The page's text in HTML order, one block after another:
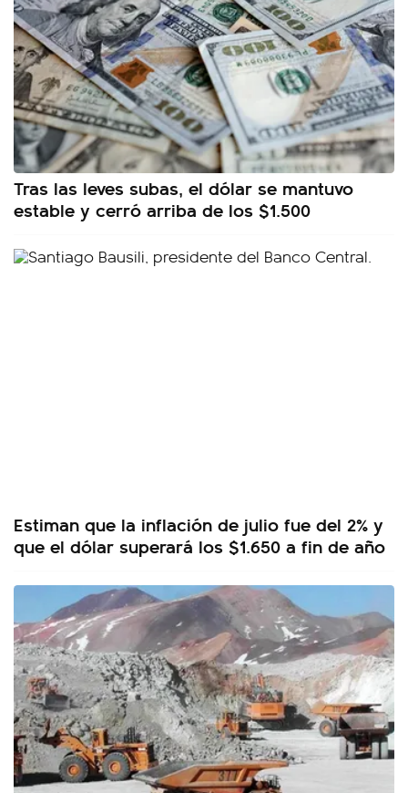
Tras las leves subas, el dólar se mantuvo
estable y cerró arriba de los $1.500
Estiman que la inflación de julio fue del 2% y
que el dólar superará los $1.650 a fin de año